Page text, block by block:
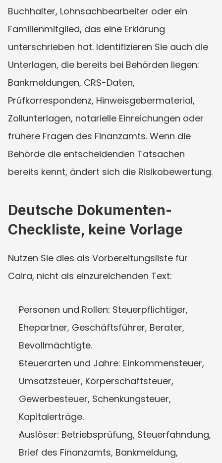
Buchhalter, Lohnsachbearbeiter oder ein
Familienmitglied, das eine Erklärung
unterschrieben hat. Identifizieren Sie auch die
Unterlagen, die bereits bei Behörden liegen:
Bankmeldungen, CRS-Daten,
Prüfkorrespondenz, Hinweisgebermaterial,
Zollunterlagen, notarielle Einreichungen oder
frühere Fragen des Finanzamts. Wenn die
Behörde die entscheidenden Tatsachen
bereits kennt, ändert sich die Risikobewertung.
Deutsche Dokumenten-
Checkliste, keine Vorlage
Nutzen Sie dies als Vorbereitungsliste für
Caira, nicht als einzureichenden Text:
Personen und Rollen: Steuerpflichtiger,
Ehepartner, Geschäftsführer, Berater,
Bevollmächtigte.
Steuerarten und Jahre: Einkommensteuer,
Umsatzsteuer, Körperschaftsteuer,
Gewerbesteuer, Schenkungsteuer,
Kapitalerträge.
Auslöser: Betriebsprüfung, Steuerfahndung,
Brief des Finanzamts, Bankmeldung,